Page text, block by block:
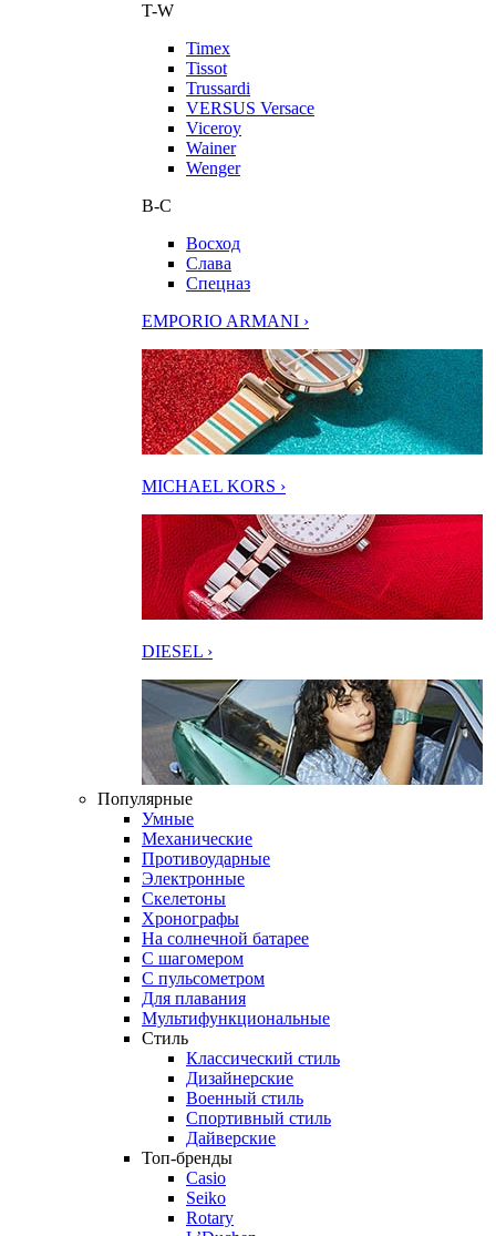
T-W
Timex
Tissot
Trussardi
VERSUS Versace
Viceroy
Wainer
Wenger
В-С
Восход
Слава
Спецназ
EMPORIO ARMANI ›
MICHAEL KORS ›
DIESEL ›
Популярные
Умные
Механические
Противоударные
Электронные
Скелетоны
Хронографы
На солнечной батарее
С шагомером
С пульсометром
Для плавания
Мультифункциональные
Стиль
Классический стиль
Дизайнерские
Военный стиль
Спортивный стиль
Дайверские
Топ-бренды
Casio
Seiko
Rotary